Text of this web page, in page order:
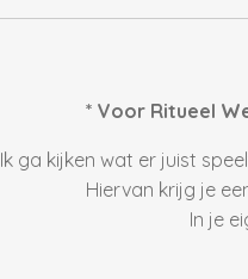
* Voor Ritueel
Ik ga kijken wat er juist
Hiervan krijg je
In je